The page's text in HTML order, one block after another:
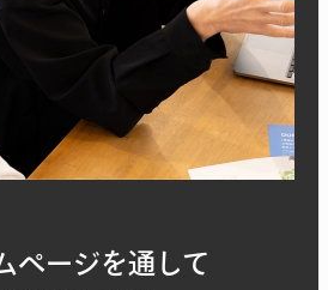
ページを通して